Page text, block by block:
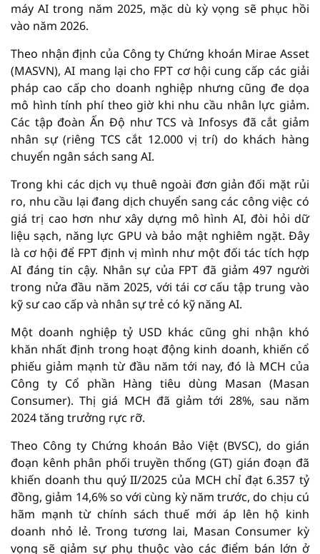
máy AI trong năm 2025, mặc dù kỳ vọng sẽ phục hồi
vào năm 2026.
Theo nhận định của Công ty Chứng khoán Mirae Asset
(MASVN), AI mang lại cho FPT cơ hội cung cấp các giải
pháp cao cấp cho doanh nghiệp nhưng cũng đe dọa
mô hình tính phí theo giờ khi nhu cầu nhân lực giảm.
Các tập đoàn Ấn Độ như TCS và Infosys đã cắt giảm
nhân sự (riêng TCS cắt 12.000 vị trí) do khách hàng
chuyển ngân sách sang AI.
Trong khi các dịch vụ thuê ngoài đơn giản đối mặt rủi
ro, nhu cầu lại đang dịch chuyển sang các công việc có
giá trị cao hơn như xây dựng mô hình AI, đòi hỏi dữ
liệu sạch, năng lực GPU và bảo mật nghiêm ngặt. Đây
là cơ hội để FPT định vị mình như một đối tác tích hợp
AI đáng tin cậy. Nhân sự của FPT đã giảm 497 người
trong nửa đầu năm 2025, với tái cơ cấu tập trung vào
kỹ sư cao cấp và nhân sự trẻ có kỹ năng AI.
Một doanh nghiệp tỷ USD khác cũng ghi nhận khó
khăn nhất định trong hoạt động kinh doanh, khiến cổ
phiếu giảm mạnh từ đầu năm tới nay, đó là MCH của
Công ty Cổ phần Hàng tiêu dùng Masan (Masan
Consumer). Thị giá MCH đã giảm tới 28%, sau năm
2024 tăng trưởng rực rỡ.
Theo Công ty Chứng khoán Bảo Việt (BVSC), do gián
đoạn kênh phân phối truyền thống (GT) gián đoạn đã
khiến doanh thu quý II/2025 của MCH chỉ đạt 6.357 tỷ
đồng, giảm 14,6% so với cùng kỳ năm trước, do chịu cú
hãm mạnh từ chính sách thuế mới áp lên hộ kinh
doanh nhỏ lẻ. Trong tương lai, Masan Consumer kỳ
vọng sẽ giảm sự phụ thuộc vào các điểm bán lớn ở